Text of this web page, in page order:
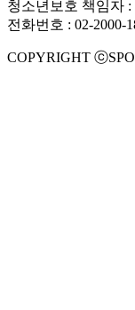
청소년보호 책임자 :
전화번호 : 02-2000-
COPYRIGHT